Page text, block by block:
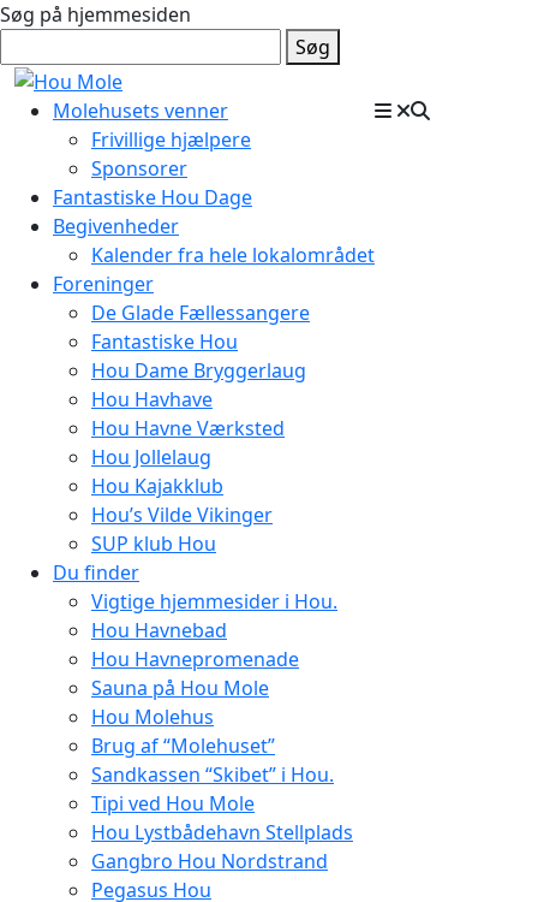
Søg på hjemmesiden
Søg
Molehusets venner
Frivillige hjælpere
Sponsorer
Fantastiske Hou Dage
Begivenheder
Kalender fra hele lokalområdet
Foreninger
De Glade Fællessangere
Fantastiske Hou
Hou Dame Bryggerlaug
Hou Havhave
Hou Havne Værksted
Hou Jollelaug
Hou Kajakklub
Hou’s Vilde Vikinger
SUP klub Hou
Du finder
Vigtige hjemmesider i Hou.
Hou Havnebad
Hou Havnepromenade
Sauna på Hou Mole
Hou Molehus
Brug af “Molehuset”
Sandkassen “Skibet” i Hou.
Tipi ved Hou Mole
Hou Lystbådehavn Stellplads
Gangbro Hou Nordstrand
Pegasus Hou